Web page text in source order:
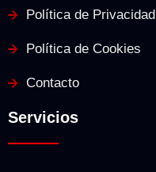
Política de Privacidad
Política de Cookies
Contacto
Servicios